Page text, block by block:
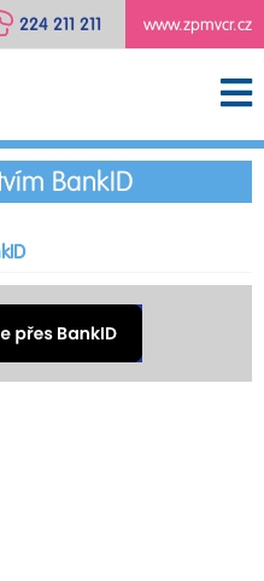
www.zpmvcr.cz
224 211 211
BankID